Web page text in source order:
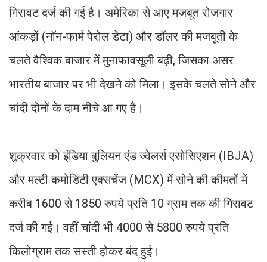
गिरावट दर्ज की गई है। अमेरिका से आए मजबूत रोजगार
आंकड़ों (नॉन-फार्म पेरोल डेटा) और डॉलर की मजबूती के
चलते वैश्विक बाजार में मुनाफावसूली बढ़ी, जिसका असर
भारतीय बाजार पर भी देखने को मिला। इसके चलते सोने और
चांदी दोनों के दाम नीचे आ गए हैं।
शुक्रवार को इंडिया बुलियन एंड ज्वेलर्स एसोसिएशन (IBJA)
और मल्टी कमोडिटी एक्सचेंज (MCX) में सोने की कीमतों में
करीब 1600 से 1850 रुपये प्रति 10 ग्राम तक की गिरावट
दर्ज की गई। वहीं चांदी भी 4000 से 5800 रुपये प्रति
किलोग्राम तक सस्ती होकर बंद हुई।